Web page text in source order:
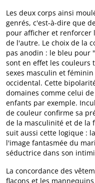
Les deux corps ainsi
genrés, c'est-à-dire que
pour afficher et
de l'autre. Le choix de la
pas anodin : le bleu pour
sont en effet les couleurs
sexes masculin et
occidental. Cette
domaines comme celui
enfants par exemple.
de couleur confirme sa
de la masculinité et de la
suit aussi cette logique :
l'image fantasmée du
séductrice dans son
La concordance des
flacons et les